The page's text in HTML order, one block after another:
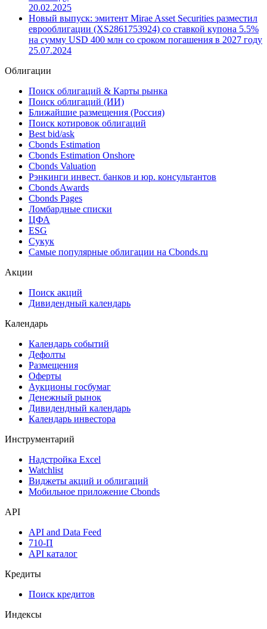
20.02.2025
Новый выпуск: эмитент Mirae Asset Securities разместил
еврооблигации (XS2861753924) со ставкой купона 5.5%
на сумму USD 400 млн со сроком погашения в 2027 году
25.07.2024
Облигации
Поиск облигаций & Карты рынка
Поиск облигаций (ИИ)
Ближайшие размещения (Россия)
Поиск котировок облигаций
Best bid/ask
Cbonds Estimation
Cbonds Estimation Onshore
Cbonds Valuation
Рэнкинги инвест. банков и юр. консультантов
Cbonds Awards
Cbonds Pages
Ломбардные списки
ЦФА
ESG
Сукук
Самые популярные облигации на Cbonds.ru
Акции
Поиск акций
Дивидендный календарь
Календарь
Календарь событий
Дефолты
Размещения
Оферты
Аукционы госбумаг
Денежный рынок
Дивидендный календарь
Календарь инвестора
Инструментарий
Надстройка Excel
Watchlist
Виджеты акций и облигаций
Мобильное приложение Cbonds
API
API and Data Feed
710-П
API каталог
Кредиты
Поиск кредитов
Индексы